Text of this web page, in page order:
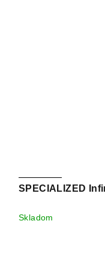
SPECIALIZED
Skladom